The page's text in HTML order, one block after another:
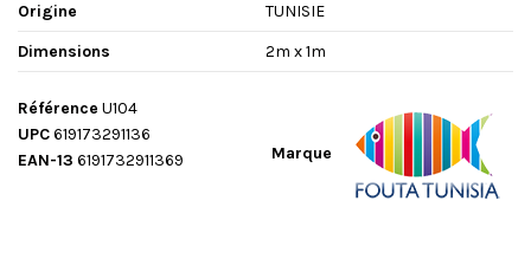
Origine
TUNISIE
Dimensions
2m x 1m
Marque
Référence U104
UPC619173291136
EAN-13 6191732911369